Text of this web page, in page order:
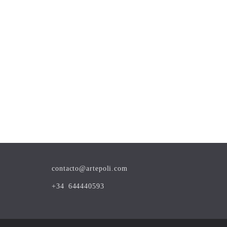
contacto@artepoli.com
+34 644440593